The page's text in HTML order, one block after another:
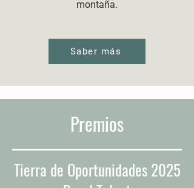
montaña.
Saber más
Premios
Tierra de Oportunidades 2025